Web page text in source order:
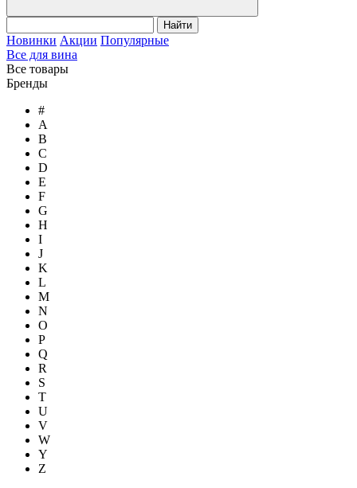
Найти
Новинки Акции Популярные
Все для вина
Все товары
Бренды
#
A
B
C
D
E
F
G
H
I
J
K
L
M
N
O
P
Q
R
S
T
U
V
W
Y
Z